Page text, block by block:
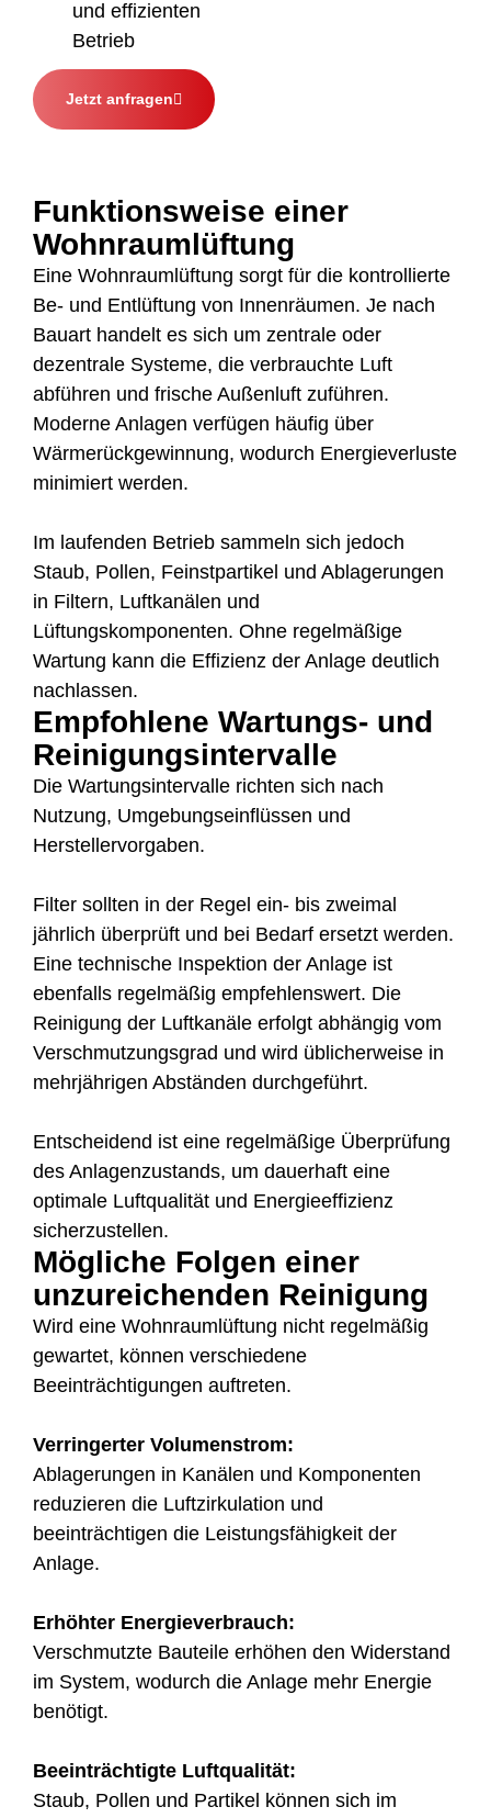
und effizienten
Betrieb
Jetzt anfragen
Funktionsweise einer
Wohnraumlüftung
Eine Wohnraumlüftung sorgt für die kontrollierte
Be- und Entlüftung von Innenräumen. Je nach
Bauart handelt es sich um zentrale oder
dezentrale Systeme, die verbrauchte Luft
abführen und frische Außenluft zuführen.
Moderne Anlagen verfügen häufig über
Wärmerückgewinnung, wodurch Energieverluste
minimiert werden.
Im laufenden Betrieb sammeln sich jedoch
Staub, Pollen, Feinstpartikel und Ablagerungen
in Filtern, Luftkanälen und
Lüftungskomponenten. Ohne regelmäßige
Wartung kann die Effizienz der Anlage deutlich
nachlassen.
Empfohlene Wartungs- und
Reinigungsintervalle
Die Wartungsintervalle richten sich nach
Nutzung, Umgebungseinflüssen und
Herstellervorgaben.
Filter sollten in der Regel ein- bis zweimal
jährlich überprüft und bei Bedarf ersetzt werden.
Eine technische Inspektion der Anlage ist
ebenfalls regelmäßig empfehlenswert. Die
Reinigung der Luftkanäle erfolgt abhängig vom
Verschmutzungsgrad und wird üblicherweise in
mehrjährigen Abständen durchgeführt.
Entscheidend ist eine regelmäßige Überprüfung
des Anlagenzustands, um dauerhaft eine
optimale Luftqualität und Energieeffizienz
sicherzustellen.
Mögliche Folgen einer
unzureichenden Reinigung
Wird eine Wohnraumlüftung nicht regelmäßig
gewartet, können verschiedene
Beeinträchtigungen auftreten.
Verringerter Volumenstrom:
Ablagerungen in Kanälen und Komponenten
reduzieren die Luftzirkulation und
beeinträchtigen die Leistungsfähigkeit der
Anlage.
Erhöhter Energieverbrauch:
Verschmutzte Bauteile erhöhen den Widerstand
im System, wodurch die Anlage mehr Energie
benötigt.
Beeinträchtigte Luftqualität:
Staub, Pollen und Partikel können sich im